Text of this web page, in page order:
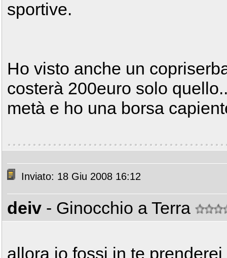
sportive.
Ho visto anche un
costerà 200euro solo
metà e ho una borsa
Inviato: 18 Giu 2008 16:12
deiv - Ginocchio a Terra
allora io fossi in te